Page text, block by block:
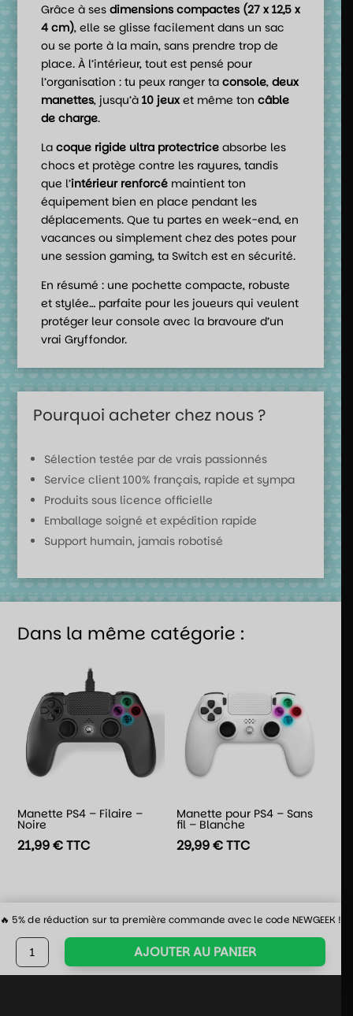
Grâce à ses dimensions compactes (27 x 12,5 x
4 cm), elle se glisse facilement dans un sac
ou se porte à la main, sans prendre trop de
place. À l’intérieur, tout est pensé pour
l’organisation : tu peux ranger ta console, deux
manettes, jusqu’à 10 jeuxet même ton câble
de charge.
La coque rigide ultra protectriceabsorbe les
chocs et protège contre les rayures, tandis
que l’intérieur renforcémaintient ton
équipement bien en place pendant les
déplacements. Que tu partes en week-end, en
vacances ou simplement chez des potes pour
une session gaming, ta Switch est en sécurité.
En résumé : une pochette compacte, robuste
et stylée… parfaite pour les joueurs qui veulent
protéger leur console avec la bravoure d’un
vrai Gryffondor.
Pourquoi acheter chez nous ?
Sélection testée par de vrais passionnés
Service client 100% français, rapide et sympa
Produits sous licence officielle
Emballage soigné et expédition rapide
Support humain, jamais robotisé
Dans la même catégorie :
Manette PS4 – Filaire –
Noire
21,99€TTC
Manette pour PS4 – Sans
fil – Blanche
29,99€TTC
🔥 5% de réduction sur ta première commande avec le code NEWGEEK ! 🔥
quantité
de
AJOUTER AU PANIER